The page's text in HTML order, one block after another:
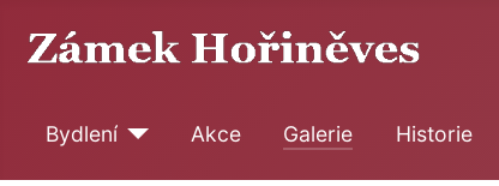
Bydlení Akce Galerie Historie